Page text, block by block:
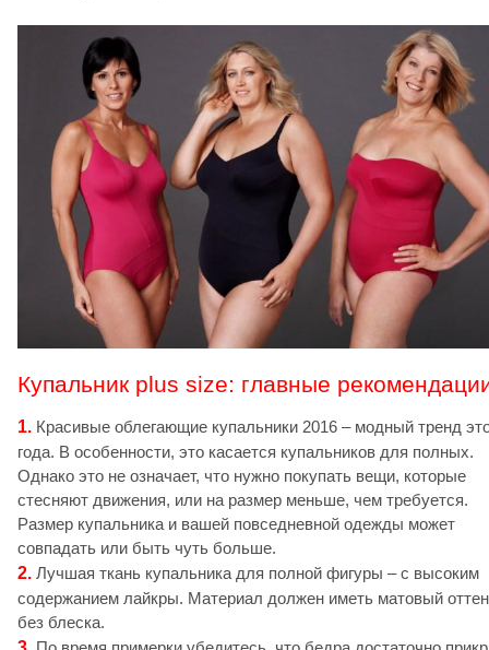
Купальник plus size: главные
1. Красивые облегающие купальники 2016 – модный тренд
года. В особенности, это касается купальников для полных.
Однако это не означает, что нужно покупать вещи, которые
стесняют движения, или на размер меньше, чем требуется.
Размер купальника и вашей повседневной одежды может
совпадать или быть чуть больше.
2. Лучшая ткань купальника для полной фигуры – с высоким
содержанием лайкры. Материал должен иметь матовый
без блеска.